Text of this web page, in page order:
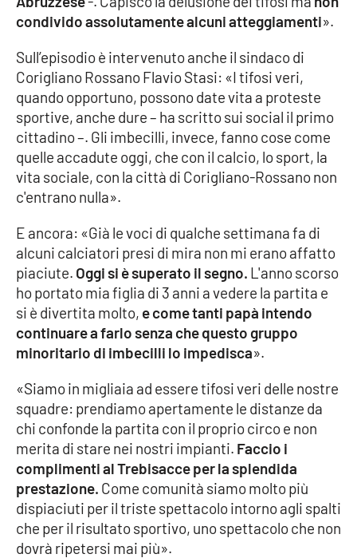
STREAMING
LaC TV
LaC Network
LaC OnAir
EDIZIONI
LOCALI
Catanzaro
Crotone
Vibo Valentia
Reggio Calabria
Cosenza
Lamezia Terme
PROGETTI
SPECIALI
Buona Sanità Calabria
condivido assolutamente alcuni atteggiamenti».
Sull’episodio è intervenuto anche il sindaco di
Corigliano Rossano Flavio Stasi: «I tifosi veri,
quando opportuno, possono date vita a proteste
sportive, anche dure – ha scritto sui social il primo
cittadino –. Gli imbecilli, invece, fanno cose come
quelle accadute oggi, che con il calcio, lo sport, la
vita sociale, con la città di Corigliano-Rossano non
c'entrano nulla».
E ancora: «Già le voci di qualche settimana fa di
alcuni calciatori presi di mira non mi erano affatto
piaciute. Oggi si è superato il segno. L'anno scorso
ho portato mia figlia di 3 anni a vedere la partita e
si è divertita molto, e come tanti papà intendo
continuare a farlo senza che questo gruppo
minoritario di imbecilli lo impedisca».
«Siamo in migliaia ad essere tifosi veri delle nostre
squadre: prendiamo apertamente le distanze da
chi confonde la partita con il proprio circo e non
merita di stare nei nostri impianti. Faccio i
complimenti al Trebisacce per la splendida
prestazione. Come comunità siamo molto più
dispiaciuti per il triste spettacolo intorno agli spalti
che per il risultato sportivo, uno spettacolo che non
dovrà ripetersi mai più».